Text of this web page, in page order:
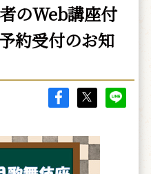
のWeb講座付
約受付のお知